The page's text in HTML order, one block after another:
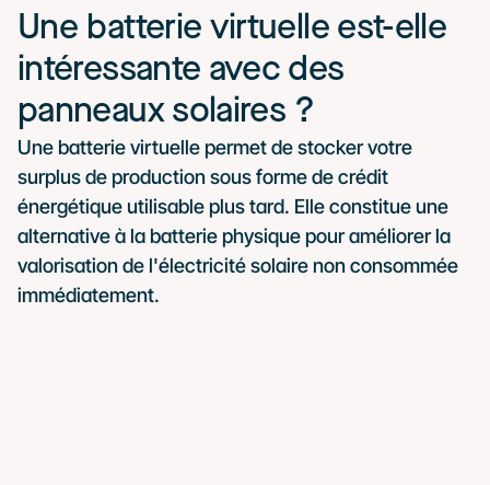
Une batterie virtuelle est-elle
intéressante avec des
panneaux solaires ?
Une batterie virtuelle permet de stocker votre
surplus de production sous forme de crédit
énergétique utilisable plus tard. Elle constitue une
alternative à la batterie physique pour améliorer la
valorisation de l'électricité solaire non consommée
immédiatement.